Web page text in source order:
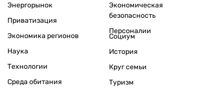
Энергорынок
Приватизация
Экономика регионов
Экономическая
безопасность
Персоналии
Наука
Технологии
Среда обитания
Социум
История
Круг семьи
Туризм